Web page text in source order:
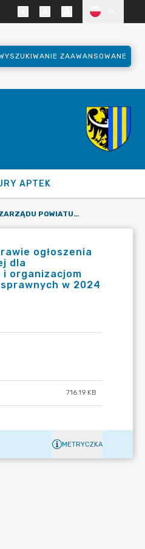
ZAAWANSOWANE
APTEK
UCHWAŁA NR 1/2024 ZARZĄDU POWIATU ZGORZELECKIEGO Z DNIA 14 MAJA 2024 R. W SPRAWIE OGŁOSZENIA OTWARTEGO KONKURSU OFERT NA REALIZACJĘ ZADAŃ Z ZAKRESU REHABILITACJI SPOŁECZNEJ DLA NIEPEŁNOSPRAWNYCH MIESZKAŃCÓW POWIATU ZGORZELECKIEGO ZLECANYCH FUNDACJOM I ORGANIZACJOM POZARZĄDOWYM ZE ŚRODKÓW PAŃSTWOWEGO FUNDUSZU REHABILITACJI OSÓB NIEPEŁNOSPRAWNYCH W 2024 R.
ogłoszenia
dla
organizacjom
w 2024
716.19 KB
METRYCZKA